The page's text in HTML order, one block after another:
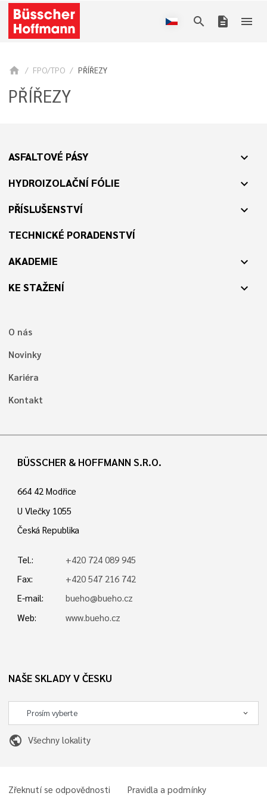
search description menu
home FPO/TPO PŘÍŘEZY
PŘÍŘEZY
ASFALTOVÉ PÁSY expand_more
HYDROIZOLAČNÍ FÓLIE expand_more
PŘÍSLUŠENSTVÍ expand_more
TECHNICKÉ PORADENSTVÍ
AKADEMIE
expand_more
KE STAŽENÍ expand_more
O nás
Novinky
Kariéra
Kontakt
BÜSSCHER & HOFFMANN S.R.O.
664 42 Modřice
U Vlečky 1055
Česká Republika
Tel.:
+420 724 089 945
Fax:
+420 547 216 742
E-mail:
bueho@bueho.cz
Web:
www.bueho.cz
NAŠE SKLADY V ČESKU
public Všechny lokality
Zřeknutí se odpovědnosti Pravidla a podmínky